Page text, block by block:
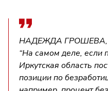
НАДЕЖДА ГРОШЕВА,
“На самом деле, если
Иркутская область
позиции по